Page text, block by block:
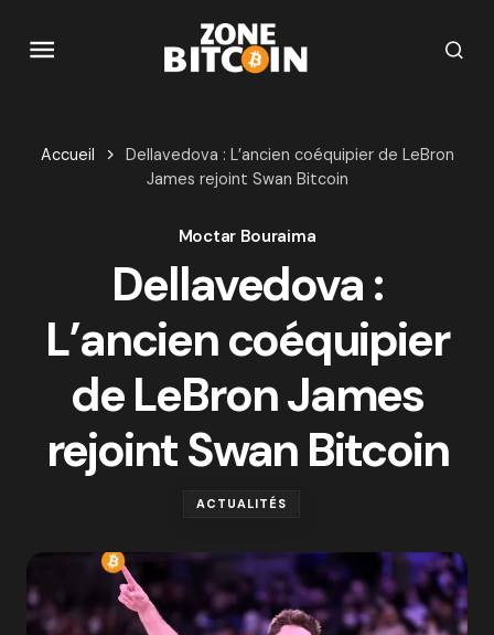
Accueil
Dellavedova : L’ancien coéquipier de LeBron
James rejoint Swan Bitcoin
Moctar Bouraima
Dellavedova :
L’ancien coéquipier
de LeBron James
rejoint Swan Bitcoin
ACTUALITÉS